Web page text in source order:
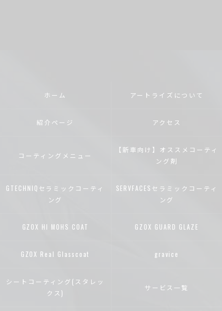
ホーム アートライズについて
紹介ページ アクセス
コーティングメニュー
【新車向け】オススメコーティ
ング剤
GTECHNIQセラミックコーティ
ング
SERVFACESセラミックコーティ
ング
GZOX HI MOHS COAT GZOX GUARD GLAZE
GZOX Real Glasscoat gravice
シートコーティング(スタレッ
クス)
サービス一覧